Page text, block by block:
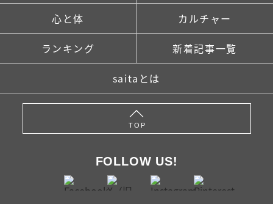
心と体 カルチャー
ランキング 新着記事一覧
saitaとは
TOP
FOLLOW US!